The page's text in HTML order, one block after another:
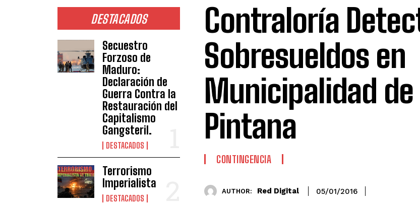
DESTACADOS
Secuestro
Forzoso de
Maduro:
Declaración de
Guerra Contra la
Restauración del
Capitalismo
Gangsteril.
DESTACADOS
Terrorismo
Imperialista
DESTACADOS
Contraloría
Sobresueldos en
Municipalidad de
Pintana
CONTINGENCIA
AUTHOR: Red Digital 05/01/2016